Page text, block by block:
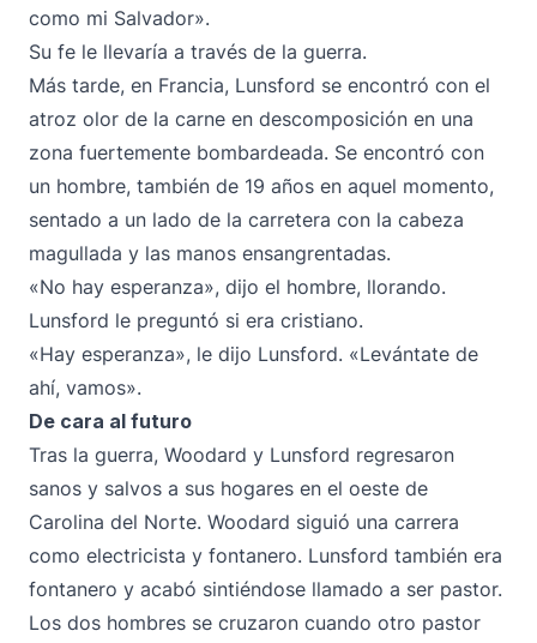
como mi Salvador».
Su fe le llevaría a través de la guerra.
Más tarde, en Francia, Lunsford se encontró con el
atroz olor de la carne en descomposición en una
zona fuertemente bombardeada. Se encontró con
un hombre, también de 19 años en aquel momento,
sentado a un lado de la carretera con la cabeza
magullada y las manos ensangrentadas.
«No hay esperanza», dijo el hombre, llorando.
Lunsford le preguntó si era cristiano.
«Hay esperanza», le dijo Lunsford. «Levántate de
ahí, vamos».
De cara al futuro
Tras la guerra, Woodard y Lunsford regresaron
sanos y salvos a sus hogares en el oeste de
Carolina del Norte. Woodard siguió una carrera
como electricista y fontanero. Lunsford también era
fontanero y acabó sintiéndose llamado a ser pastor.
Los dos hombres se cruzaron cuando otro pastor